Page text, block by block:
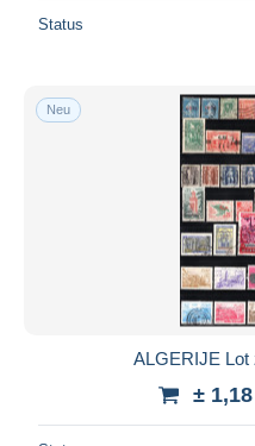
Status
Neu
ALGERIJE Lot
±